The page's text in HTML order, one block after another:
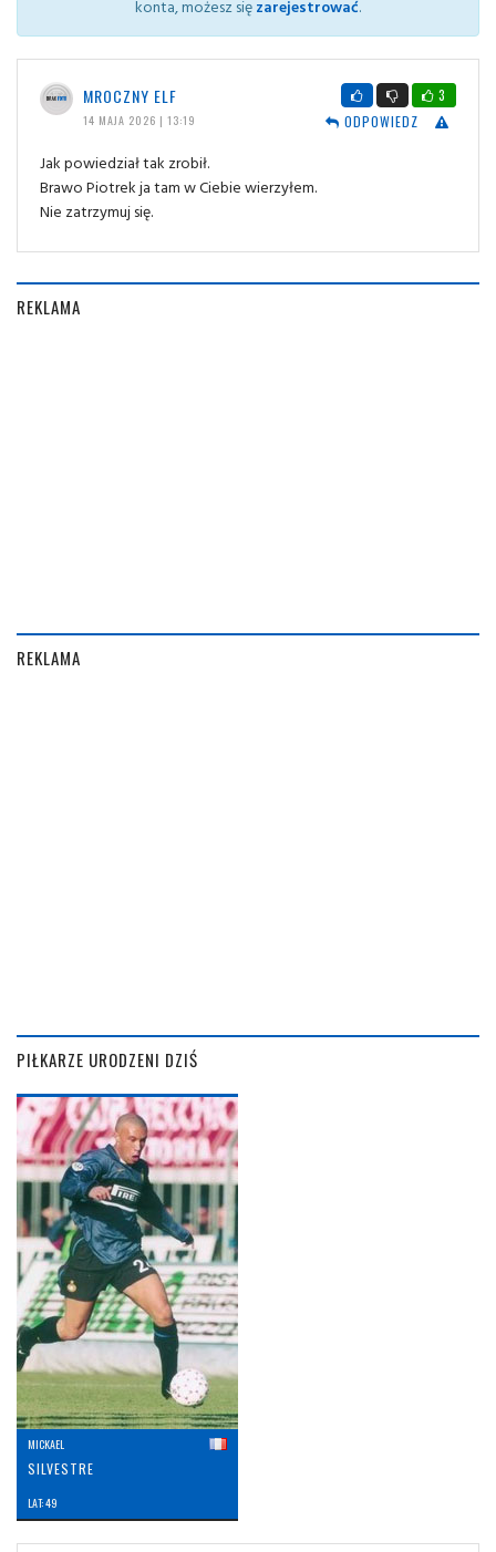
konta, możesz sięzarejestrować.
MROCZNY ELF
14 MAJA 2026 | 13:19
3
ODPOWIEDZ
Jak powiedział tak zrobił.
Brawo Piotrek ja tam w Ciebie wierzyłem.
Nie zatrzymuj się.
REKLAMA
REKLAMA
PIŁKARZE URODZENI DZIŚ
MICKAEL
SILVESTRE
LAT: 49